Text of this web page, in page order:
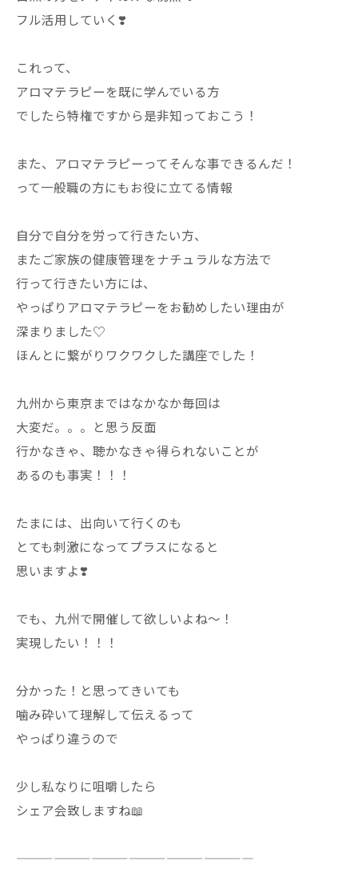
フル活用していく❣️
これって、
アロマテラピーを既に学んでいる方
でしたら特権ですから是非知っておこう！
また、アロマテラピーってそんな事できるんだ！
って一般職の方にもお役に立てる情報
自分で自分を労って行きたい方、
またご家族の健康管理をナチュラルな方法で
行って行きたい方には、
やっぱりアロマテラピーをお勧めしたい理由が
深まりました♡
ほんとに繋がりワクワクした講座でした！
九州から東京まではなかなか毎回は
大変だ。。。と思う反面
行かなきゃ、聴かなきゃ得られないことが
あるのも事実！！！
たまには、出向いて行くのも
とても刺激になってプラスになると
思いますよ❣️
でも、九州で開催して欲しいよね〜！
実現したい！！！
分かった！と思ってきいても
噛み砕いて理解して伝えるって
やっぱり違うので
少し私なりに咀嚼したら
シェア会致しますね📖
———————————————————